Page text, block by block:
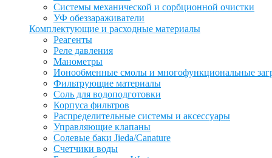
Системы механической и сорбционной очистки
УФ обеззараживатели
Комплектующие и расходные материалы
Реагенты
Реле давления
Манометры
Ионообменные смолы и многофункциональные
Фильтрующие материалы
Соль для водоподготовки
Корпуса фильтров
Распределительные системы и аксессуары
Управляющие клапаны
Солевые баки Jieda/Canature
Счетчики воды